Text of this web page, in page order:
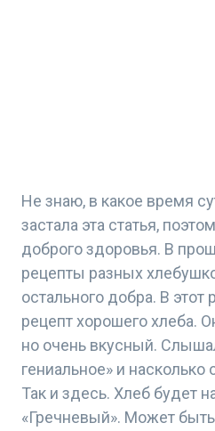
Не знаю, в какое время
застала эта статья,
доброго здоровья. В
рецепты разных
остального добра. В этот
рецепт хорошего хлеба.
но очень вкусный.
гениальное» и насколько
Так и здесь. Хлеб будет
«Гречневый». Может